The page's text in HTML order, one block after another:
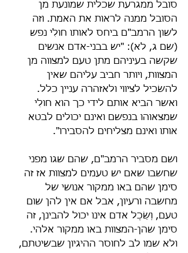
סובל ממגרעת שכלית שמונעת מן
הסובל ממנה לראות את האמת. וזה
לשון הרמב"ם ביחס לאותו חולִי נפש
(שם ג, לא): "יש בבני-אדם אנשים
שקשה בעיניהם מתן טעם למצווה מן
המצוות, ויותר חביב עליהם שאין
להשׂכיל לציווי ולאזהרה עניין כלל.
ואשר הביא אותם לידי כך הוא חולִי
שמצאוהו בנפשם ואינם יכולים לבטא
אותו ואינם מצליחים להסבירו".
ושם מסביר הרמב"ם, שהם שגו מפני
שחשבו שאם יש טעמים למצוות אז זה
סימן שהם באו ממקור אנושי של
מחשבה ורעיון, אבל אם אין להן שום
טעם, וְשֵׂכֶל אדם אינו יכול להבינן, זה
סימן שהן-המצוות באו ממקור אלהי.
ולא שמו לב לחוסר ההיגיון שבשיטתם,